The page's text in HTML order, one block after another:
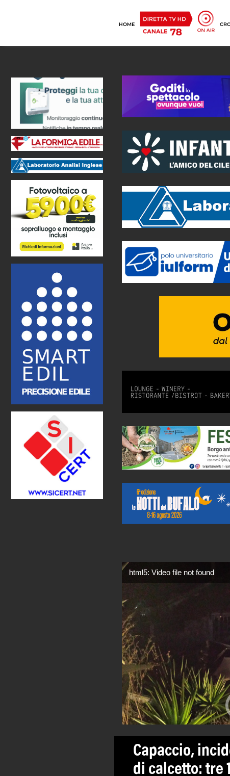
HOME
html5: Video file not found
Capaccio,
di calcetto: tre